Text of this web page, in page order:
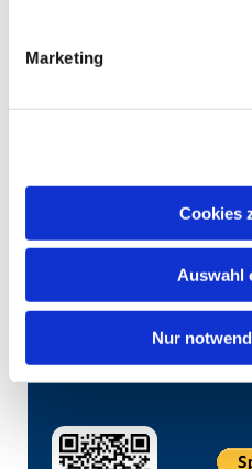
Marketing
Cookies
Auswahl
Nur